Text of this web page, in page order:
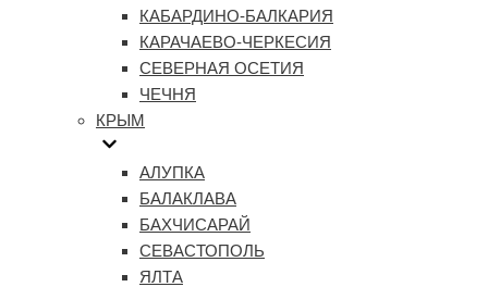
КАБАРДИНО-БАЛКАРИЯ
КАРАЧАЕВО-ЧЕРКЕСИЯ
СЕВЕРНАЯ ОСЕТИЯ
ЧЕЧНЯ
КРЫМ
АЛУПКА
БАЛАКЛАВА
БАХЧИСАРАЙ
СЕВАСТОПОЛЬ
ЯЛТА